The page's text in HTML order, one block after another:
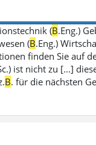
(B.Eng.)
(B.Eng.)
finden Sie auf
ist nicht zu [...]
B. für die nächsten